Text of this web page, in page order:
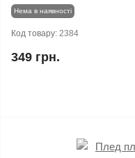
Нема в наявності
Код товару: 2384
349 грн.